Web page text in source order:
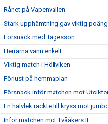
Rånet på Vapenvallen
Stark upphämtning gav viktig poäng
Försnack med Tagesson
Herrarna vann enkelt
Viktig match i Höllviken
Förlust på hemmaplan
Försnack inför matchen mot
En halvlek räckte till kryss mot
Inför matchen mot Tvååkers IF.